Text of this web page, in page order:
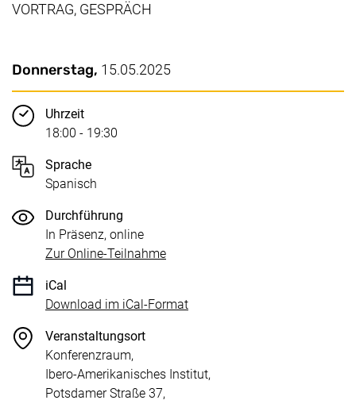
VORTRAG, GESPRÄCH
Wichtige Details
Datum / Dauer:
Donnerstag, 15.05.2025
Uhrzeit
18:00 - 19:30
Sprache
Spanisch
Durchführung
In Präsenz, online
Zur Online-Teilnahme(externer Link, öffnet neues
iCal
Download im iCal-Format, 1 KB (öffnet neues Fenster)
Veranstaltungsort
Konferenzraum,
Ibero-Amerikanisches Institut,
Potsdamer Straße 37,